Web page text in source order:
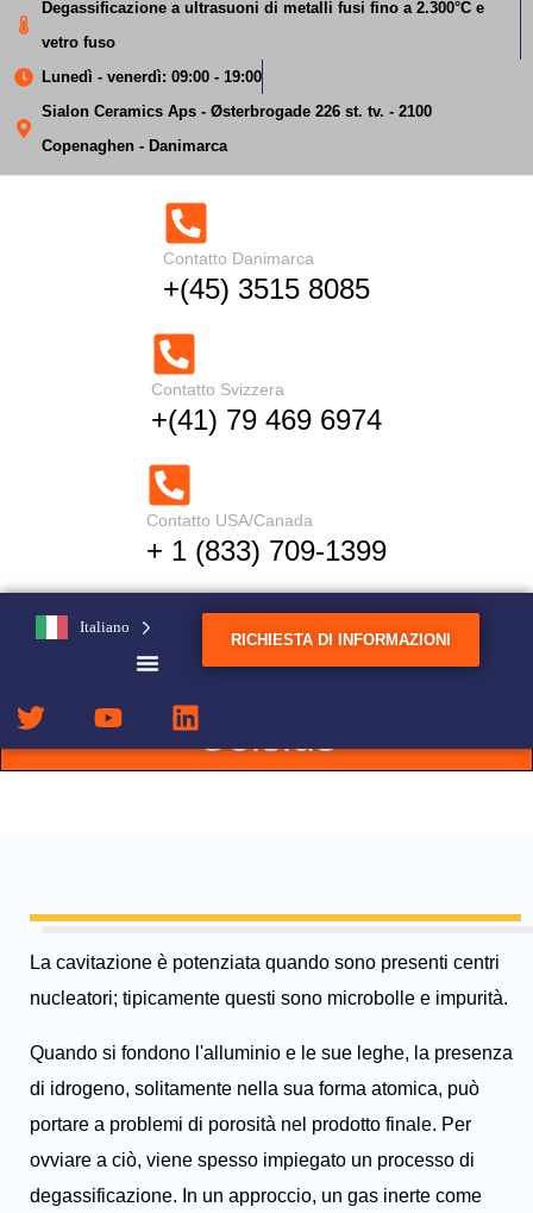
Degassificazione a ultrasuoni di metalli fusi fino a 2.300°C e
vetro fuso
Lunedì - venerdì: 09:00 - 19:00
Sialon Ceramics Aps - Østerbrogade 226 st. tv. - 2100
Copenaghen - Danimarca
Contatto Danimarca
+(45) 3515 8085
Contatto Svizzera
+(41) 79 469 6974
Contatto USA/Canada
+ 1 (833) 709-1399
Italiano
RICHIESTA DI INFORMAZIONI
Degasaggio a ultrasuoni
dell'alluminio fuso
Degasaggio ultrasonico dell'alluminio fuso
Zinco, magnesio, rame,
ottone, bronzo e leghe
ferrose fino a 1.800°
Celsius
La cavitazione è potenziata quando sono presenti centri
nucleatori; tipicamente questi sono microbolle e impurità.
Quando si fondono l'alluminio e le sue leghe, la presenza
di idrogeno, solitamente nella sua forma atomica, può
portare a problemi di porosità nel prodotto finale. Per
ovviare a ciò, viene spesso impiegato un processo di
degassificazione. In un approccio, un gas inerte come